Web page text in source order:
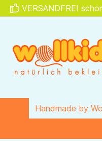
Zur
VERSANDFREI
Handmade by